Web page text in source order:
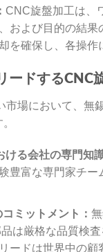
CNC旋盤加工は、
および目的の結
を確保し、各操作
ードするCNC
場において、無
る会社の専門知識
豊富な専門家チ
ミットメント：
は厳格な品質検
ードは世界中の顧